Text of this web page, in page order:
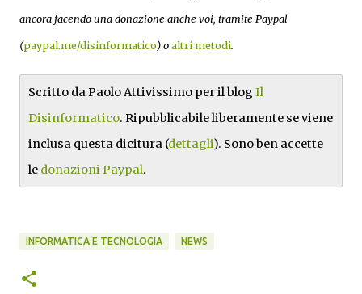
ancora facendo una donazione anche voi, tramite Paypal
(paypal.me/disinformatico) oaltri metodi.
Scritto da Paolo Attivissimo per il blog Il
Disinformatico. Ripubblicabile liberamente se viene
inclusa questa dicitura (dettagli). Sono ben accette
le donazioni Paypal.
INFORMATICA E TECNOLOGIA NEWS